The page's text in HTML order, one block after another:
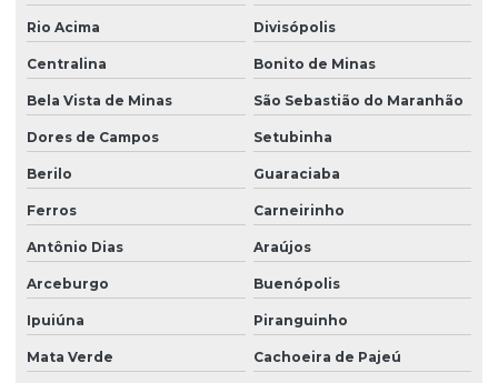
Rio Acima Divisópolis
Centralina Bonito de Minas
Bela Vista de Minas São Sebastião do Maranhão
Dores de Campos Setubinha
Berilo Guaraciaba
Ferros Carneirinho
Antônio Dias Araújos
Arceburgo Buenópolis
Ipuiúna Piranguinho
Mata Verde Cachoeira de Pajeú